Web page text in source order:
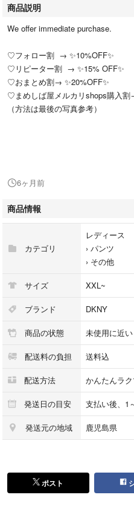
商品説明
We offer immediate purchase.
♡フォロー割 → ✨10%OFF✨
♡リピーター割 → ✨15% OFF✨
♡おまとめ割→ ✨20%OFF✨
♡まめしば屋メルカリshops購入割
（方法は最後の写真参考）
⭐️値引き相談 、値下げ依頼大歓迎！
【商品情報】
■ブランド: DKNY ディーケーエヌワ
■サイズ（Size）：10(XL〜XXL）
平置き採寸（Flat measurements）
詳細は画像の2枚目を参照ください✨️
■色（Color）：ネイビー 紺色
⭐写真をご確認ください⭐
■素材（material）：
詳細は画像の7枚目をご参照くださ
6ヶ月前
商品情報
カテゴリ
レディース
› パンツ
› その他
サイズ XXL~
ブランド DKNY
商品の状態 未使用に近い
配送料の負担 送料込
配送方法 かんたんラ
発送日の目安 支払い後、1
発送元の地域 鹿児島県
ポスト